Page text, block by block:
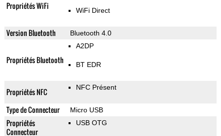
Propriétés WiFi WiFi Direct
Version Bluetooth Bluetooth 4.0
Propriétés Bluetooth
A2DP
BT EDR
Propriétés NFC NFC Présent
Type de Connecteur Micro USB
Propriétés
Connecteur
USB OTG